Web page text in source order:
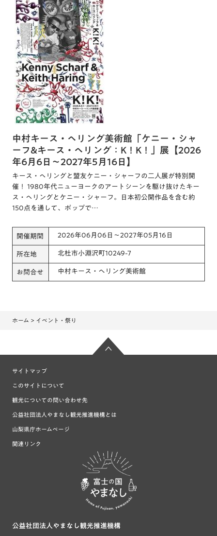
中村キース・ヘリング美術館「ケニー・シャ
ーフ&キース・ヘリング：K！K！」展【2026
年6月6日～2027年5月16日】
キース・ヘリングと盟友ケニー・シャーフの二人展が特別開
催！ 1980年代ニューヨークのアートシーンを駆け抜けたキー
ス・ヘリングとケニー・シャーフ。日本初公開作品を含む約
150点を通して、ポップで…
開催期間 2026年06月06日～2027年05月16日
所在地 北杜市小淵沢町10249-7
お問合せ 中村キース・へリング美術館
ホーム > イベント・祭り
サイトマップ
このサイトについて
観光についての問い合わせ先
公益社団法人やまなし観光推進機構とは
山梨県庁ホームページ
関連リンク
富士の国や
まなし
公益社団法人やまなし観光推進機構